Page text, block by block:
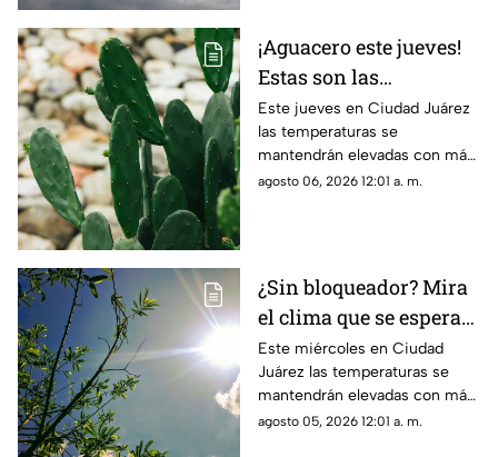
¡Aguacero este jueves!
Estas son las
probabilidades de
lluvia para el clima de
hoy en Ciudad Juárez
Este jueves en Ciudad Juárez
las temperaturas se
mantendrán elevadas con más
de 40 grados y probabilidad de
agosto 06, 2026 12:01 a. m.
¿Sin bloqueador? Mira
el clima que se espera
para hoy, 5 de agosto,
en Ciudad Juárez
Este miércoles en Ciudad
Juárez las temperaturas se
mantendrán elevadas con más
de 40 grados
agosto 05, 2026 12:01 a. m.